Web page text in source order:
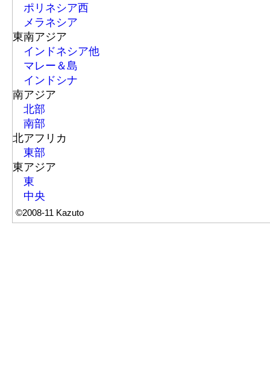
ポリネシア西
メラネシア
東南アジア
インドネシア他
マレー＆島
インドシナ
南アジア
北部
南部
北アフリカ
東部
東アジア
東
中央
©2008-11 Kazuto